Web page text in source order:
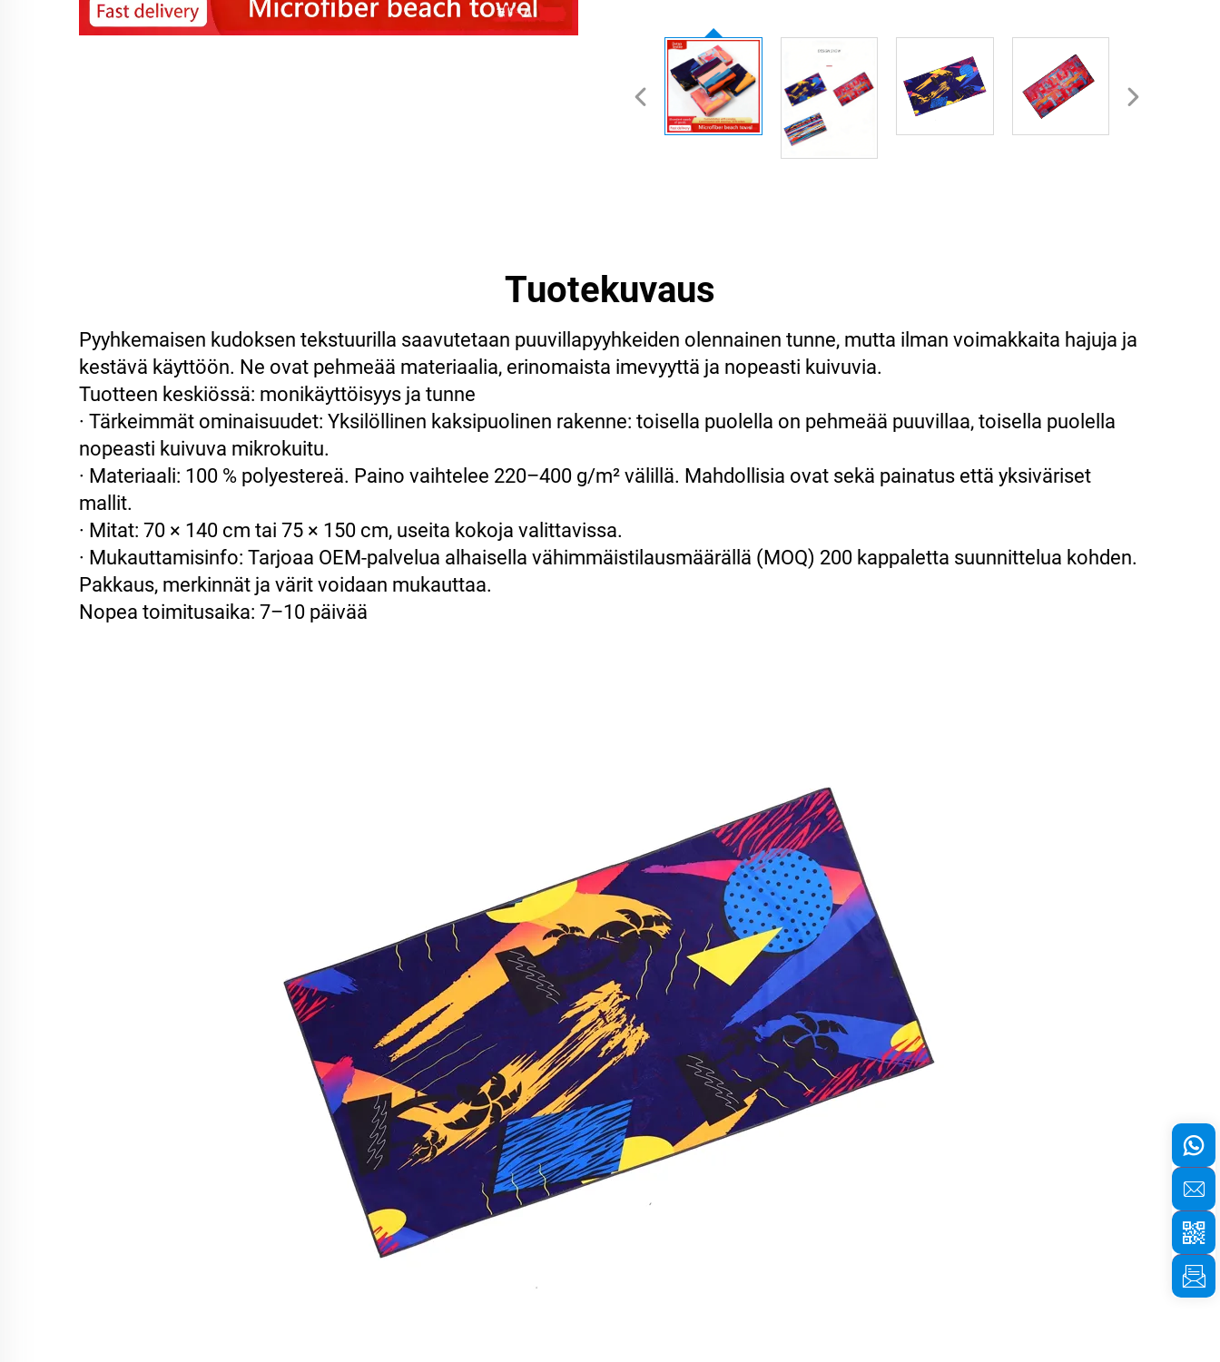
Tuotekuvaus
Pyyhkemaisen kudoksen tekstuurilla saavutetaan puuvillapyyhkeiden olennainen tunne, mutta ilman voimakkaita hajuja ja
kestävä käyttöön. Ne ovat pehmeää materiaalia, erinomaista imevyyttä ja nopeasti kuivuvia.
Tuotteen keskiössä: monikäyttöisyys ja tunne
· Tärkeimmät ominaisuudet: Yksilöllinen kaksipuolinen rakenne: toisella puolella on pehmeää puuvillaa, toisella puolella
nopeasti kuivuva mikrokuitu.
· Materiaali: 100 % polyestereä. Paino vaihtelee 220–400 g/m² välillä. Mahdollisia ovat sekä painatus että yksiväriset
mallit.
· Mitat: 70 × 140 cm tai 75 × 150 cm, useita kokoja valittavissa.
· Mukauttamisinfo: Tarjoaa OEM-palvelua alhaisella vähimmäistilausmäärällä (MOQ) 200 kappaletta suunnittelua kohden.
Pakkaus, merkinnät ja värit voidaan mukauttaa.
Nopea toimitusaika: 7–10 päivää